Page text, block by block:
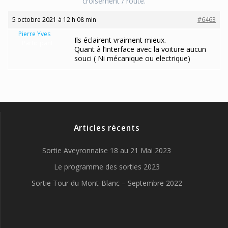
5 octobre 2021 à 12 h 08 min
#6463
Pierre Yves
Ils éclairent vraiment mieux.
Quant à l’interface avec la voiture aucun
souci ( Ni mécanique ou electrique)
Articles récents
Sortie Aveyronnaise 18 au 21 Mai 2023
Le programme des sorties 2023
Sortie Tour du Mont-Blanc – Septembre 2022